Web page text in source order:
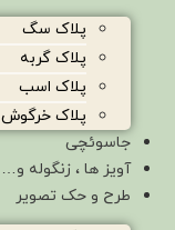
پلاک سگ
پلاک گربه
پلاک اسب
پلاک خرگوش
جاسوئچی
آویز ها ، زنگوله و…
طرح و حک تصویر